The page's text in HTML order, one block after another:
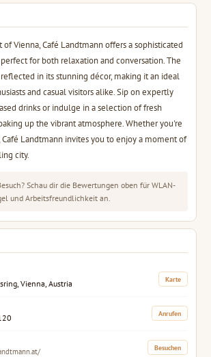
Vienna, Café Landtmann offers a sophisticated
for both relaxation and conversation. The
in its stunning décor, making it an ideal
and casual visitors alike. Sip on expertly
drinks or indulge in a selection of fresh
up the vibrant atmosphere. Whether you're
Café Landtmann invites you to enjoy a moment of
city.
Schau dir die Bewertungen oben für WLAN-
und Arbeitsfreundlichkeit an.
Vienna, Austria Karte
Anrufen
Besuchen